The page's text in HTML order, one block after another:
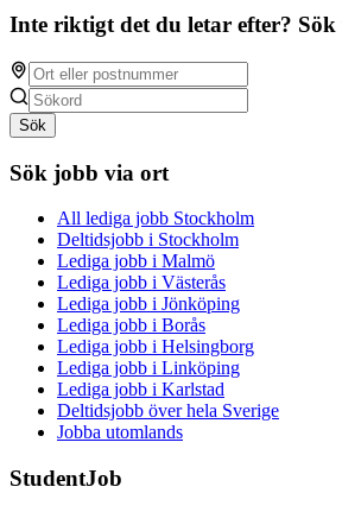
Inte riktigt det du letar efter?
Sök
Sök jobb via ort
All lediga jobb Stockholm
Deltidsjobb i Stockholm
Lediga jobb i Malmö
Lediga jobb i Västerås
Lediga jobb i Jönköping
Lediga jobb i Borås
Lediga jobb i Helsingborg
Lediga jobb i Linköping
Lediga jobb i Karlstad
Deltidsjobb över hela Sverige
Jobba utomlands
StudentJob